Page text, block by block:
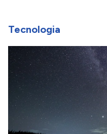
Tecnologia